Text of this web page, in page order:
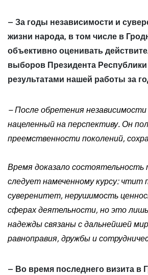
– За годы независимости и
жизни народа, в том числе в
объективно оценивать
выборов Президента
результатами нашей работы за
– После обретения
нацеленный на перспективу. Он
преемственности поколений,
Время доказало состоятельность
следует намеченному курсу:
суверенитет, нерушимость
сферах деятельности, но это
надежды связаны с дальнейшей
равноправия, дружбы и
– Во время последнего визита в